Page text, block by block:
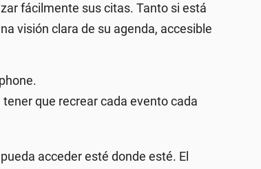
fácilmente sus citas. Tanto si está
visión clara de su agenda, accesible
que recrear cada evento cada
acceder esté donde esté. El